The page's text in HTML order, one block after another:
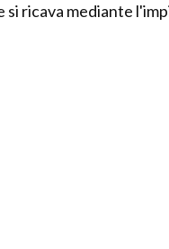
si ricava mediante